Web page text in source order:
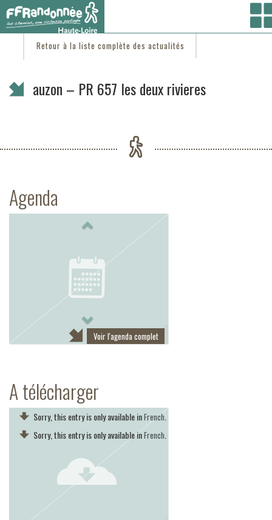
Vous êtes ici :Accueil/C'est d'actu
Retour à la liste complète des actualités
auzon – PR 657 les deux rivieres
Agenda
Voir l'agenda complet
A télécharger
Sorry, this entry is only available inFrench
Sorry, this entry is only available inFrench